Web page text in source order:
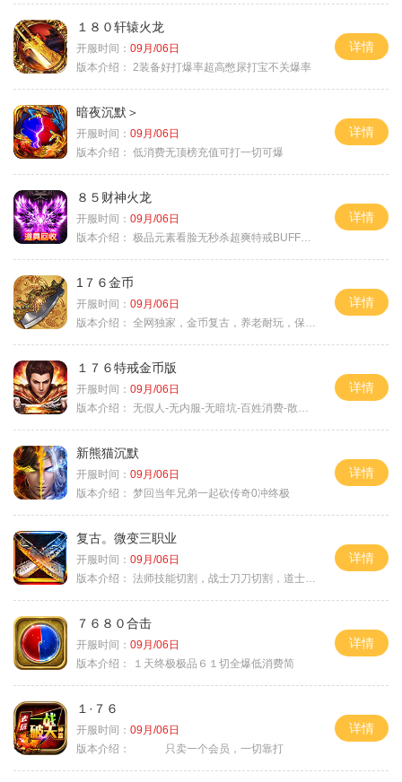
１８０轩辕火龙
开服时间： 09月/06日
版本介绍： 2装备好打爆率超高憋尿打宝不关爆率
详情
暗夜沉默＞
开服时间： 09月/06日
版本介绍： 低消费无顶榜充值可打一切可爆
详情
８５财神火龙
开服时间： 09月/06日
版本介绍： 极品元素看脸无秒杀超爽特戒BUFF无合成
详情
1７６金币
开服时间： 09月/06日
版本介绍： 全网独家，金币复古，养老耐玩，保底回収
详情
１７６特戒金币版
开服时间： 09月/06日
版本介绍： 无假人-无内服-无暗坑-百姓消费-散人首选
详情
新熊猫沉默
开服时间： 09月/06日
版本介绍： 梦回当年兄弟一起砍传奇0冲终极
详情
复古。微变三职业
开服时间： 09月/06日
版本介绍： 法师技能切割，战士刀刀切割，道士宠物秒怪
详情
７６８０合击
开服时间： 09月/06日
版本介绍：
１天终极极品６１切全爆低消费简
详情
１·７６
开服时间： 09月/06日
版本介绍：
只卖一个会员，一切靠打
详情